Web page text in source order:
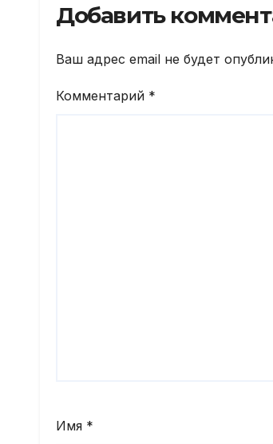
Добавить
Ваш адрес email не будет
Комментарий *
Имя *